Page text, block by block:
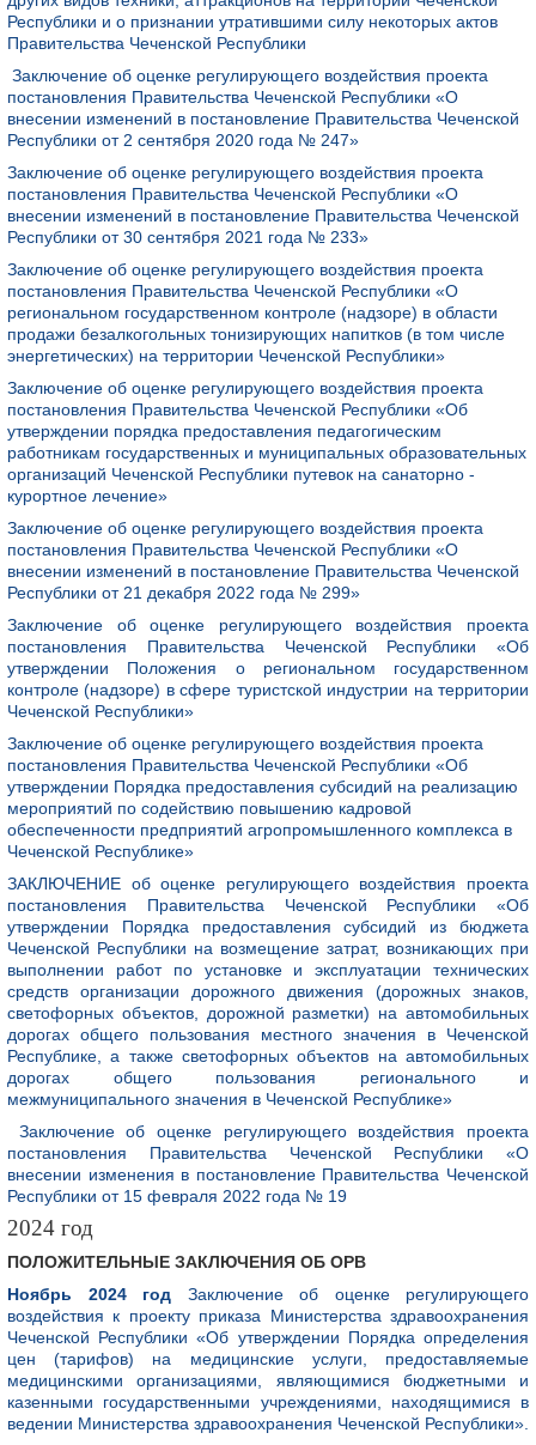
Республики и о признании утратившими силу некоторых актов
Правительства Чеченской Республики
Заключение об оценке регулирующего воздействия проекта
постановления Правительства Чеченской Республики «О
внесении изменений в постановление Правительства Чеченской
Республики от 2 сентября 2020 года № 247»
Заключение об оценке регулирующего воздействия проекта
постановления Правительства Чеченской Республики «О
внесении изменений в постановление Правительства Чеченской
Республики от 30 сентября 2021 года № 233»
Заключение об оценке регулирующего воздействия проекта
постановления Правительства Чеченской Республики «О
региональном государственном контроле (надзоре) в области
продажи безалкогольных тонизирующих напитков (в том числе
энергетических) на территории Чеченской Республики»
Заключение об оценке регулирующего воздействия проекта
постановления Правительства Чеченской Республики «Об
утверждении порядка предоставления педагогическим
работникам государственных и муниципальных образовательных
организаций Чеченской Республики путевок на санаторно -
курортное лечение»
Заключение об оценке регулирующего воздействия проекта
постановления Правительства Чеченской Республики «О
внесении изменений в постановление Правительства Чеченской
Республики от 21 декабря 2022 года № 299»
Заключение об оценке регулирующего воздействия проекта
постановления Правительства Чеченской Республики «Об
утверждении Положения о региональном государственном
контроле (надзоре) в сфере туристской индустрии на территории
Чеченской Республики»
Заключение об оценке регулирующего воздействия проекта
постановления Правительства Чеченской Республики «Об
утверждении Порядка предоставления субсидий на реализацию
мероприятий по содействию повышению кадровой
обеспеченности предприятий агропромышленного комплекса в
Чеченской Республике»
ЗАКЛЮЧЕНИЕ об оценке регулирующего воздействия проекта
постановления Правительства Чеченской Республики «Об
утверждении Порядка предоставления субсидий из бюджета
Чеченской Республики на возмещение затрат, возникающих при
выполнении работ по установке и эксплуатации технических
средств организации дорожного движения (дорожных знаков,
светофорных объектов, дорожной разметки) на автомобильных
дорогах общего пользования местного значения в Чеченской
Республике, а также светофорных объектов на автомобильных
дорогах общего пользования регионального и
межмуниципального значения в Чеченской Республике»
Заключение об оценке регулирующего воздействия проекта
постановления Правительства Чеченской Республики «О
внесении изменения в постановление Правительства Чеченской
Республики от 15 февраля 2022 года № 19
2024 год
ПОЛОЖИТЕЛЬНЫЕ ЗАКЛЮЧЕНИЯ ОБ ОРВ
Ноябрь 2024 год Заключение об оценке регулирующего
воздействия к проекту приказа Министерства здравоохранения
Чеченской Республики «Об утверждении Порядка определения
цен (тарифов) на медицинские услуги, предоставляемые
медицинскими организациями, являющимися бюджетными и
казенными государственными учреждениями, находящимися в
ведении Министерства здравоохранения Чеченской Республики».